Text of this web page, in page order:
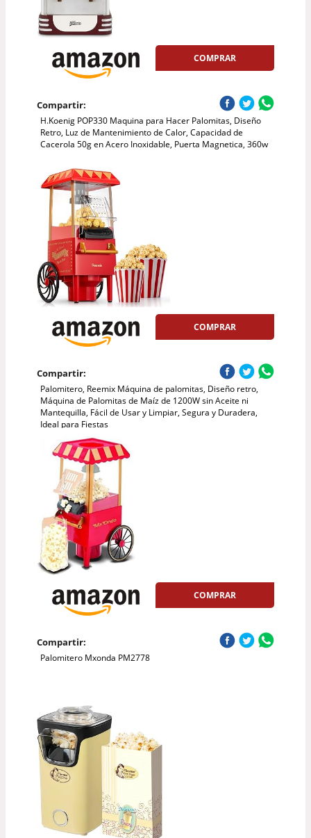
COMPRAR
Compartir:
H.Koenig POP330 Maquina para Hacer Palomitas, Diseño
Retro, Luz de Mantenimiento de Calor, Capacidad de
Cacerola 50g en Acero Inoxidable, Puerta Magnetica, 360w
COMPRAR
Compartir:
Palomitero, Reemix Máquina de palomitas, Diseño retro,
Máquina de Palomitas de Maíz de 1200W sin Aceite ni
Mantequilla, Fácil de Usar y Limpiar, Segura y Duradera,
Ideal para Fiestas
COMPRAR
Compartir:
Palomitero Mxonda PM2778